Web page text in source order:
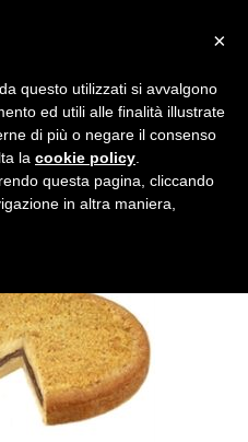
2
×
questo utilizzati si avvalgono
ed utili alle finalità illustrate
di più o negare il consenso
la cookie policy
questa pagina, cliccando
in altra maniera,